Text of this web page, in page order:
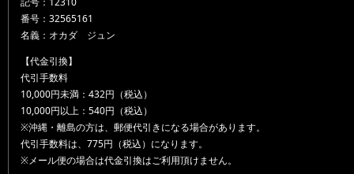
番号：32565161
名義：オカダ ジュン
【代金引換】
代引手数料
10,000円未満：432円（税込）
10,000円以上：540円（税込）
※沖縄・離島の方は、郵便代引きになる場合があります。
代引手数料は、775円（税込）になります。
※メール便の場合は代金引換はご利用頂けません。